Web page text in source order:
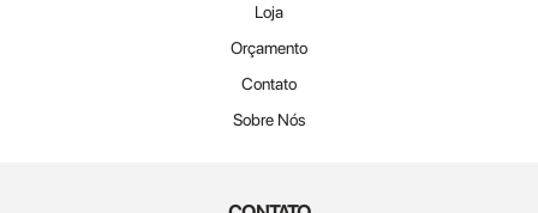
Loja
Orçamento
Contato
Sobre Nós